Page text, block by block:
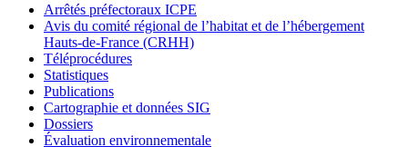
Arrêtés préfectoraux ICPE
Avis du comité régional de l’habitat et de l’hébergement
Hauts-de-France (CRHH)
Téléprocédures
Statistiques
Publications
Cartographie et données SIG
Dossiers
Évaluation environnementale